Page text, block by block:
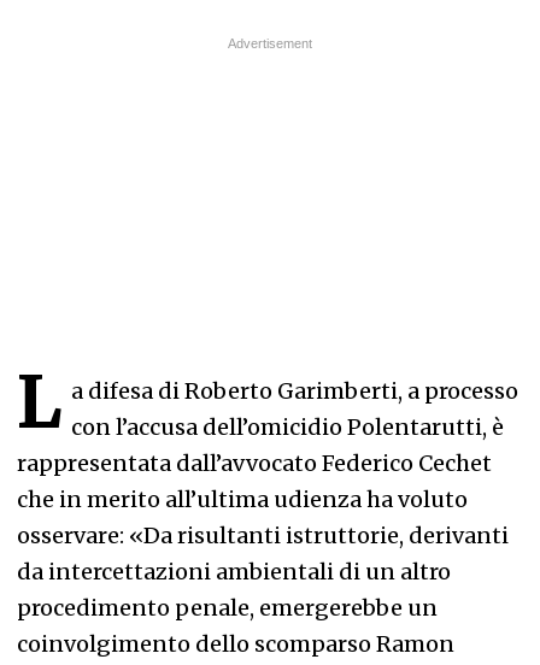
L a difesa di Roberto Garimberti, a processo
con l’accusa dell’omicidio Polentarutti, è
rappresentata dall’avvocato Federico Cechet
che in merito all’ultima udienza ha voluto
osservare: «Da risultanti istruttorie, derivanti
da intercettazioni ambientali di un altro
procedimento penale, emergerebbe un
coinvolgimento dello scomparso Ramon